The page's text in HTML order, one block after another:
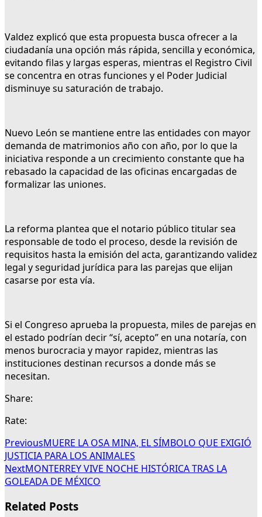
Valdez explicó que esta propuesta busca ofrecer a la
ciudadanía una opción más rápida, sencilla y económica,
evitando filas y largas esperas, mientras el Registro Civil
se concentra en otras funciones y el Poder Judicial
disminuye su saturación de trabajo.
Nuevo León se mantiene entre las entidades con mayor
demanda de matrimonios año con año, por lo que la
iniciativa responde a un crecimiento constante que ha
rebasado la capacidad de las oficinas encargadas de
formalizar las uniones.
La reforma plantea que el notario público titular sea
responsable de todo el proceso, desde la revisión de
requisitos hasta la emisión del acta, garantizando validez
legal y seguridad jurídica para las parejas que elijan
casarse por esta vía.
Si el Congreso aprueba la propuesta, miles de parejas en
el estado podrían decir “sí, acepto” en una notaría, con
menos burocracia y mayor rapidez, mientras las
instituciones destinan recursos a donde más se
necesitan.
Share:
Rate:
PreviousMUERE LA OSA MINA, EL SÍMBOLO QUE EXIGIÓ
JUSTICIA PARA LOS ANIMALES
NextMONTERREY VIVE NOCHE HISTÓRICA TRAS LA
GOLEADA DE MÉXICO
Related Posts